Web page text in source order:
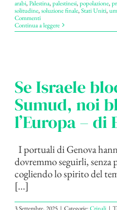
arabi,Palestina,palestinesi,popolazione,
solitudine,soluzione finale,Stati Uniti,
Commenti
Continua a leggere
Se Israele
Sumud, noi
l’Europa – di
I portuali di Genova
dovremmo seguirli, senza
cogliendo lo spirito del
[...]
3 Settembre, 2025 | Categorie:Crinali |